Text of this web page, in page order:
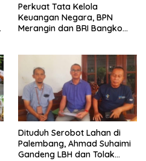
Perkuat Tata Kelola
Keuangan Negara, BPN
Merangin dan BRI Bangko
Dituduh Serobot Lahan di
Palembang, Ahmad Suhaimi
Gandeng LBH dan Tolak